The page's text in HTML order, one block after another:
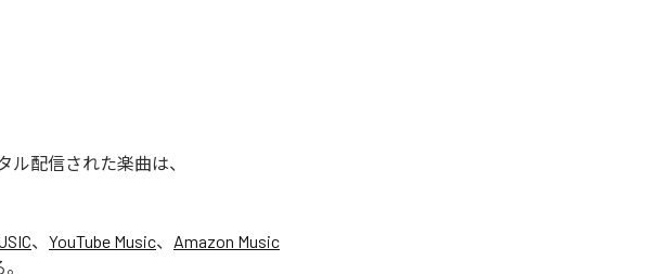
ル配信された楽曲は、
、 YouTube Music、 Amazon Music